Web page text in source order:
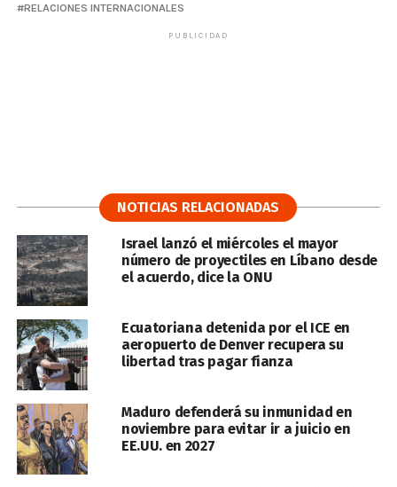
RELACIONES INTERNACIONALES
PUBLICIDAD
NOTICIAS RELACIONADAS
Israel lanzó el miércoles el mayor
número de proyectiles en Líbano desde
el acuerdo, dice la ONU
Ecuatoriana detenida por el ICE en
aeropuerto de Denver recupera su
libertad tras pagar fianza
Maduro defenderá su inmunidad en
noviembre para evitar ir a juicio en
EE.UU. en 2027